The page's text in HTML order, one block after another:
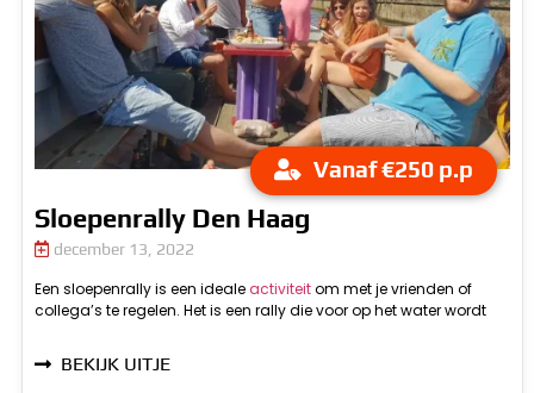
Vanaf €250 p.p
Sloepenrally Den Haag
december 13, 2022
Een sloepenrally is een idealeactiviteitom met je vrienden of
collega’s te regelen. Het is een rally die voor op het water wordt
geregeld. Je gaat in de sloepen en in teams gaan jullie dan het
BEKIJK UITJE